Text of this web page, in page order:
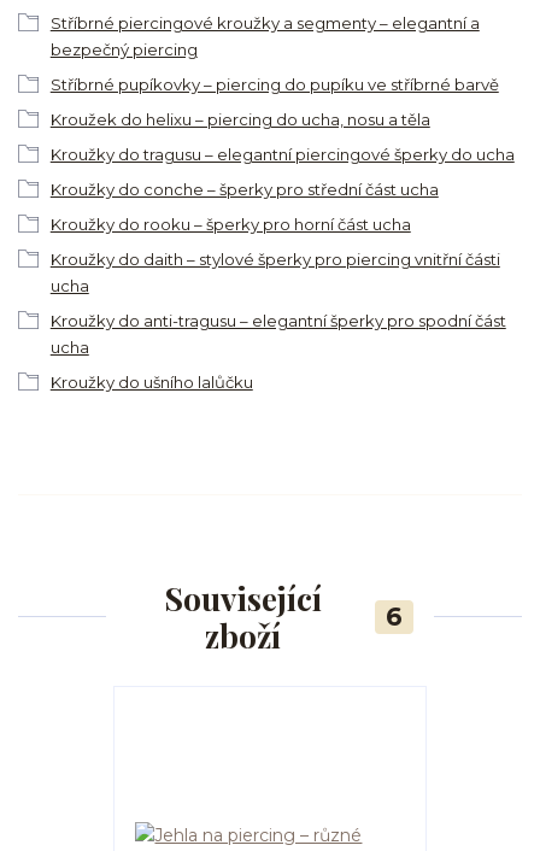
Stříbrné piercingové kroužky a segmenty – elegantní a
bezpečný piercing
Stříbrné pupíkovky – piercing do pupíku ve stříbrné barvě
Kroužek do helixu – piercing do ucha, nosu a těla
Kroužky do tragusu – elegantní piercingové šperky do ucha
Kroužky do conche – šperky pro střední část ucha
Kroužky do rooku – šperky pro horní část ucha
Kroužky do daith – stylové šperky pro piercing vnitřní části
ucha
Kroužky do anti-tragusu – elegantní šperky pro spodní část
ucha
Kroužky do ušního lalůčku
Související
zboží
6